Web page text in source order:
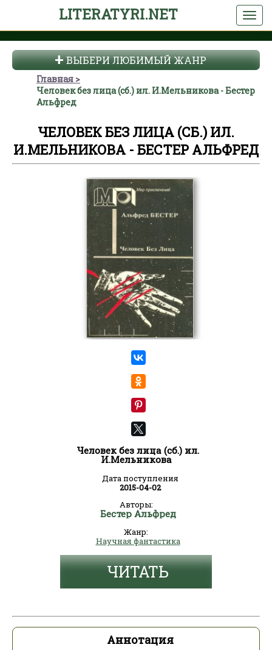
LITERATYRI.NET
ВЫБЕРИ ЛЮБИМЫЙ ЖАНР
Главная
Человек без лица (сб.) ил. И.Мельникова - Бестер
Альфред
ЧЕЛОВЕК БЕЗ ЛИЦА (СБ.) ИЛ.
И.МЕЛЬНИКОВА - БЕСТЕР АЛЬФРЕД
Человек без лица (сб.) ил.
И.Мельникова
Дата поступления
2015-04-02
Авторы:
Бестер Альфред
Жанр:
Научная фантастика
ЧИТАТЬ
Аннотация